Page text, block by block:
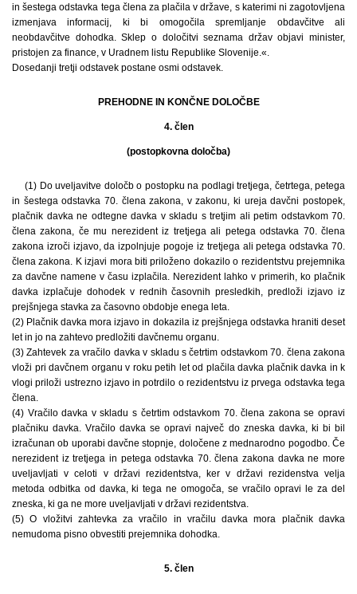
in šestega odstavka tega člena za plačila v države, s katerimi ni zagotovljena
izmenjava informacij, ki bi omogočila spremljanje obdavčitve ali
neobdavčitve dohodka. Sklep o določitvi seznama držav objavi minister,
pristojen za finance, v Uradnem listu Republike Slovenije.«.
Dosedanji tretji odstavek postane osmi odstavek.
PREHODNE IN KONČNE DOLOČBE
4. člen
(postopkovna določba)
(1) Do uveljavitve določb o postopku na podlagi tretjega, četrtega, petega
in šestega odstavka 70. člena zakona, v zakonu, ki ureja davčni postopek,
plačnik davka ne odtegne davka v skladu s tretjim ali petim odstavkom 70.
člena zakona, če mu nerezident iz tretjega ali petega odstavka 70. člena
zakona izroči izjavo, da izpolnjuje pogoje iz tretjega ali petega odstavka 70.
člena zakona. K izjavi mora biti priloženo dokazilo o rezidentstvu prejemnika
za davčne namene v času izplačila. Nerezident lahko v primerih, ko plačnik
davka izplačuje dohodek v rednih časovnih presledkih, predloži izjavo iz
prejšnjega stavka za časovno obdobje enega leta.
(2) Plačnik davka mora izjavo in dokazila iz prejšnjega odstavka hraniti deset
let in jo na zahtevo predložiti davčnemu organu.
(3) Zahtevek za vračilo davka v skladu s četrtim odstavkom 70. člena zakona
vloži pri davčnem organu v roku petih let od plačila davka plačnik davka in k
vlogi priloži ustrezno izjavo in potrdilo o rezidentstvu iz prvega odstavka tega
člena.
(4) Vračilo davka v skladu s četrtim odstavkom 70. člena zakona se opravi
plačniku davka. Vračilo davka se opravi največ do zneska davka, ki bi bil
izračunan ob uporabi davčne stopnje, določene z mednarodno pogodbo. Če
nerezident iz tretjega in petega odstavka 70. člena zakona davka ne more
uveljavljati v celoti v državi rezidentstva, ker v državi rezidenstva velja
metoda odbitka od davka, ki tega ne omogoča, se vračilo opravi le za del
zneska, ki ga ne more uveljavljati v državi rezidentstva.
(5) O vložitvi zahtevka za vračilo in vračilu davka mora plačnik davka
nemudoma pisno obvestiti prejemnika dohodka.
5. člen